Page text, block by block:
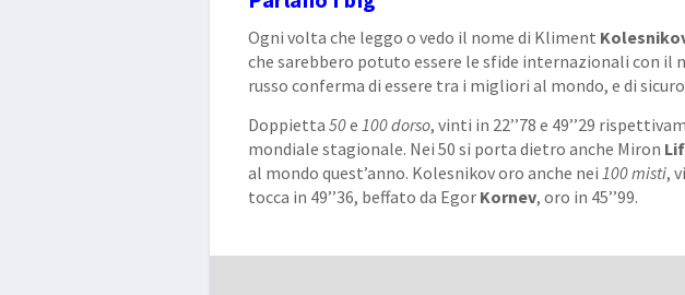
Ogni volta che leggo o vedo il nome di Kliment
che sarebbero potuto essere le sfide internazionali con il
russo conferma di essere tra i migliori al mondo, e di
Doppietta50e100dorso, vinti in 22’’78 e 49’’29
mondiale stagionale. Nei 50 si porta dietro anche Miron
al mondo quest’anno. Kolesnikov oro anche nei100 misti,
tocca in 49’’36, beffato da Egor Kornev, oro in 45’’99.